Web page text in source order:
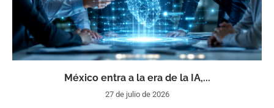
México entra a la era de la IA,...
27 de julio de 2026